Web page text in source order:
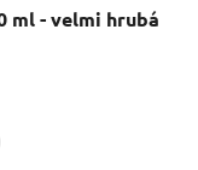
ml - velmi hrubá